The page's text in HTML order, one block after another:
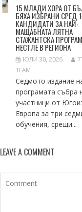
15 МЛАДИ ХОРА ОТ
БЯХА ИЗБРАНИ СРЕД
КАНДИДАТИ ЗА НАЙ-
МАЩАБНАТА ЛЯТНА
СТАЖАНТСКА
НЕСТЛЕ В РЕГИОНА
ЮЛИ 30, 2026
TEAM
Седмото издание
програмата събра
участници от
Европа за три
обучения, срещи...
LEAVE A COMMENT